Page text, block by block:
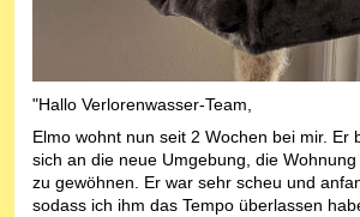
"Hallo Verlorenwasser-Team,
Elmo wohnt nun seit 2 Wochen bei mir. Er
sich an die neue Umgebung, die
zu gewöhnen. Er war sehr scheu und
sodass ich ihm das Tempo überlassen